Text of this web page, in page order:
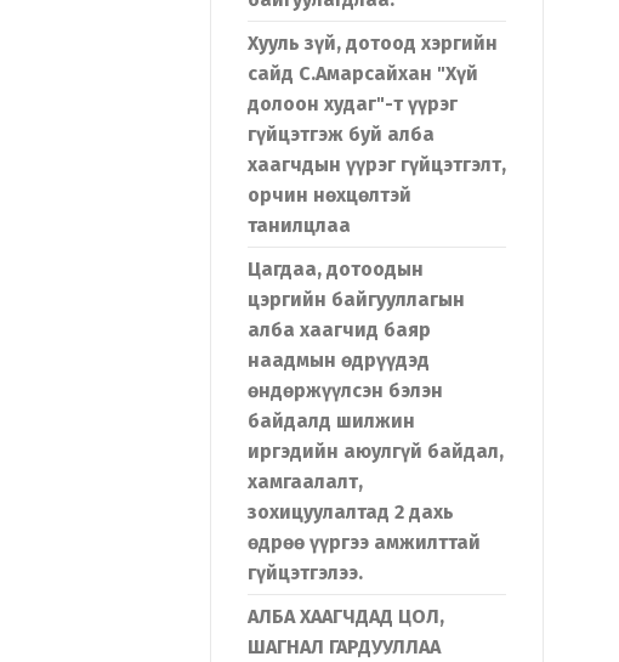
Хууль зүй, дотоод хэргийн
сайд С.Амарсайхан "Хүй
долоон худаг"-т үүрэг
гүйцэтгэж буй алба
хаагчдын үүрэг гүйцэтгэлт,
орчин нөхцөлтэй
танилцлаа
Цагдаа, дотоодын
цэргийн байгууллагын
алба хаагчид баяр
наадмын өдрүүдэд
өндөржүүлсэн бэлэн
байдалд шилжин
иргэдийн аюулгүй байдал,
хамгаалалт,
зохицуулалтад 2 дахь
өдрөө үүргээ амжилттай
гүйцэтгэлээ.
АЛБА ХААГЧДАД ЦОЛ,
ШАГНАЛ ГАРДУУЛЛАА